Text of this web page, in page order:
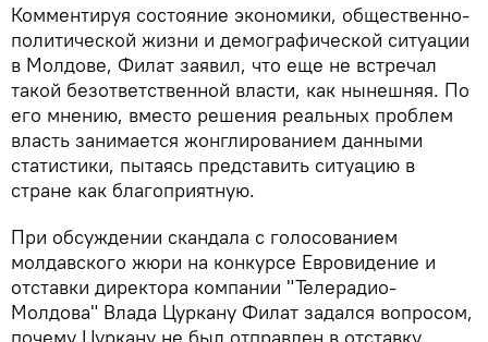
Комментируя состояние экономики, общественно-
политической жизни и демографической ситуации
в Молдове, Филат заявил, что еще не встречал
такой безответственной власти, как нынешняя. По
его мнению, вместо решения реальных проблем
власть занимается жонглированием данными
статистики, пытаясь представить ситуацию в
стране как благоприятную.
При обсуждении скандала с голосованием
молдавского жюри на конкурсе Евровидение и
отставки директора компании "Телерадио-
Молдова" Влада Цуркану Филат задался вопросом,
почему Цуркану не был отправлен в отставку